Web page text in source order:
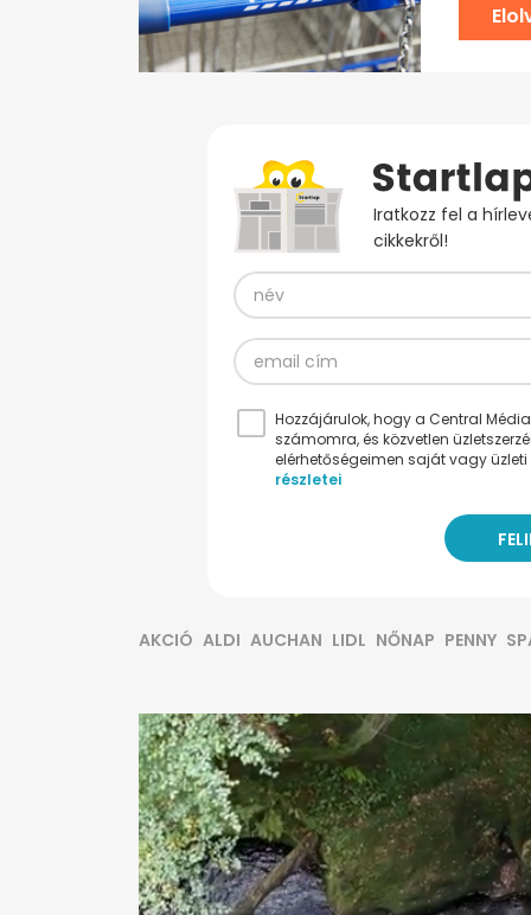
Iratkozz fel a
cikkekről!
Hozzájárulok, hogy a Central
számomra, és közvetlen
elérhetőségeimen saját vagy
részletei
AKCIÓ ALDI AUCHAN LIDL NŐNAP PENNY